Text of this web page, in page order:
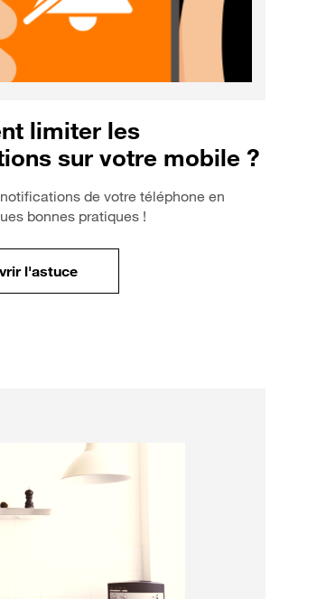
limiter les
sur votre mobile ?
de votre téléphone en
bonnes pratiques !
l'astuce
pour Comment limiter les notifications sur